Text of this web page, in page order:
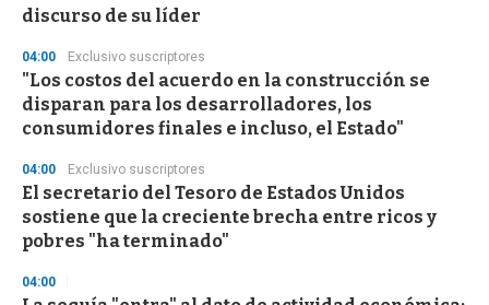
discurso de su líder
04:00 Exclusivo suscriptores
"Los costos del acuerdo en la construcción se
disparan para los desarrolladores, los
consumidores finales e incluso, el Estado"
04:00 Exclusivo suscriptores
El secretario del Tesoro de Estados Unidos
sostiene que la creciente brecha entre ricos y
pobres "ha terminado"
04:00